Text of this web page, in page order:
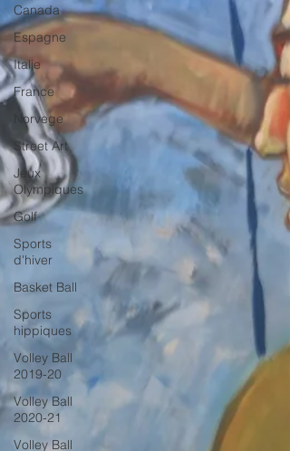
Canada
Espagne
Italie
France
Norvege
Street Art
Jeux
Olympiques
Golf
Sports
d'hiver
Basket Ball
Sports
hippiques
Volley Ball
2019-20
Volley Ball
2020-21
Volley Ball